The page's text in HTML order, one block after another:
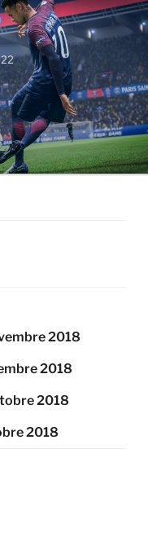
2018
2018
2018
2018